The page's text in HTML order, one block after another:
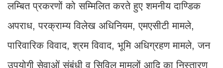
लम्बित प्रकरणों को सम्मिलित करते हुए शमनीय दाण्डिक
अपराध, परक्राम्य विलेख अधिनियम, एमएसीटी मामले,
पारिवारिक विवाद, श्रम विवाद, भूमि अधिग्रहण मामले, जन
उपयोगी सेवाओं संबंधी व सिविल मामलों आदि का निस्तारण